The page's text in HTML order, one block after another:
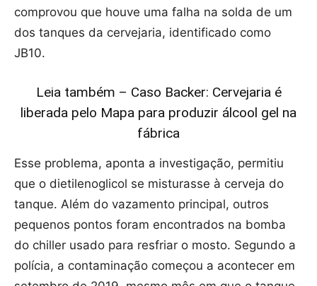
comprovou que houve uma falha na solda de um
dos tanques da cervejaria, identificado como
JB10.
Leia também – Caso Backer: Cervejaria é
liberada pelo Mapa para produzir álcool gel na
fábrica
Esse problema, aponta a investigação, permitiu
que o dietilenoglicol se misturasse à cerveja do
tanque. Além do vazamento principal, outros
pequenos pontos foram encontrados na bomba
do chiller usado para resfriar o mosto. Segundo a
polícia, a contaminação começou a acontecer em